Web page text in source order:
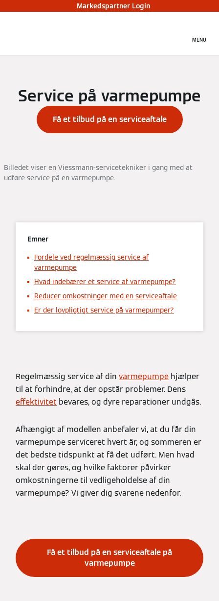
Markedspartner Login
MENU
Service på varmepumpe
Få et tilbud på en serviceaftale
Billedet viser en Viessmann-servicetekniker i gang med at
udføre service på en varmepumpe.
Emner
Fordele ved regelmæssig service af
varmepumpe
Hvad indebærer et service af varmepumpe?
Reducer omkostninger med en serviceaftale
Er der lovpligtigt service på varmepumper?
Regelmæssig service af din varmepumpe hjælper
til at forhindre, at der opstår problemer. Dens
effektivitet bevares, og dyre reparationer undgås.
Afhængigt af modellen anbefaler vi, at du får din
varmepumpe serviceret hvert år, og sommeren er
det bedste tidspunkt at få det udført. Men hvad
skal der gøres, og hvilke faktorer påvirker
omkostningerne til vedligeholdelse af din
varmepumpe? Vi giver dig svarene nedenfor.
Få et tilbud på en serviceaftale på
varmepumpe